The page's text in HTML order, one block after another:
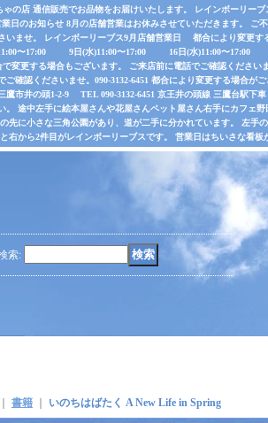
ゃの店 通信販売でお品物をお届けいたします。 レインボーリ
のお知らせ 8月の店舗営業はお休みさせていただきます。 ご
いませ。 レインボーリーブス9月店舗営業日 都合により変更
〜17:00 9日(水)11:00〜17:00 16日(水)11:00〜17:00
変更する場合もございます。 ご来店前に電話でご確認くださ
確認くださいませ。090-3132-6451 都合により変更する場合
市井の頭1-2-9 TEL 090-3132-6451 京王井の頭線 三鷹台駅下
。 途中左手に絵本屋さんや花屋さんペット屋さん右手にカフェ
先に小さな三角公園があり、道が二手に分かれています。 左手
右から2件目がレインボーリーブスです。 営業日はちいさな看板
索:
書籍 いのちはばたく A New Life in Spring